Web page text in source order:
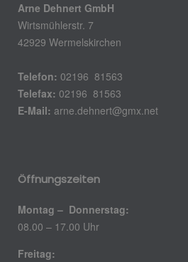
Arne Dehnert GmbH
Wirtsmühlerstr. 7
42929 Wermelskirchen
Telefon: 02196 81563
Telefax: 02196 81563
E-Mail: arne.dehnert@gmx.net
Öffnungszeiten
Montag – Donnerstag:
08.00 – 17.00 Uhr
Freitag: